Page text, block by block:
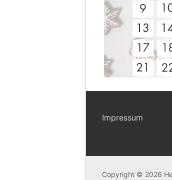
Impressum
Copyright © 2026